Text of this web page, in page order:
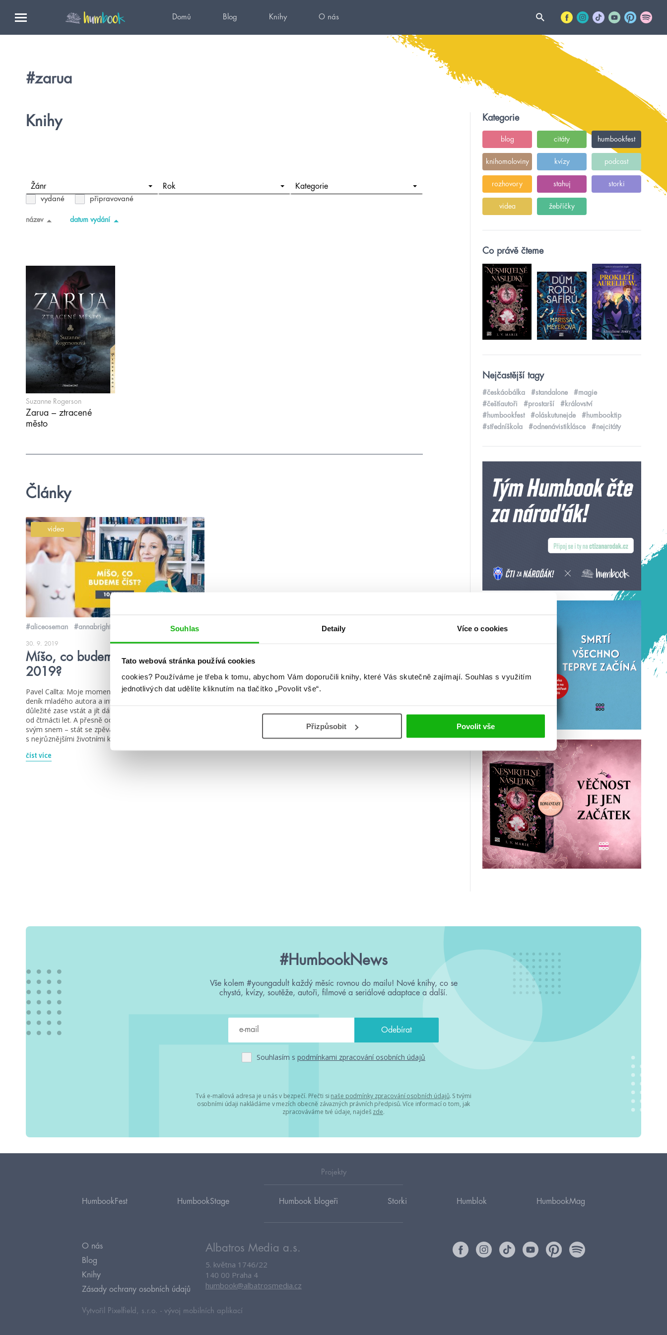
Souhlas Detaily Více o cookies
Tato webová stránka používá cookies
cookies? Používáme je třeba k tomu, abychom Vám doporučili knihy, které Vás skutečně zajímají. Souhlas s využitím
jednotlivých dat udělíte kliknutím na tlačítko „Povolit vše“.
Přizpůsobit Povolit vše
Domů Blog Knihy O nás
#zarua
Knihy
Žánr Rok Kategorie
vydané připravované
název datum vydání
Suzanne Rogerson
Zarua – ztracené
město
Články
videa
#aliceoseman #annabright
30. 9. 2019
Míšo, co budeme číst v říjnu
2019?
Pavel Callta: Moje momenty Pavel Callta Autentický
deník mladého autora a interpreta o tom, jak je
důležité zase vstát a jít dál Pavel Callta si psal deník už
od čtrnácti let. A přesně od té doby šel systematicky za
svým snem – stát se zpěvákem. Postupně vás seznámí
s nejrůznějšími životními křižovatkami, na které se […]
číst více
Kategorie
blog citáty humbookfest
knihomoloviny kvízy podcast
rozhovory stahuj storki
videa žebříčky
Co právě čteme
Nejčastější tagy
#českáobálka #standalone
#magie
#češtíautoři
#prostarší
#království
#humbookfest
#oláskutunejde
#humbooktip
#středníškola
#odnenávistiklásce #nejcitáty
#HumbookNews
Vše kolem #youngadult každý měsíc rovnou do mailu! Nové knihy, co se
chystá, kvízy, soutěže, autoři, filmové a seriálové adaptace a další.
Souhlasím s podmínkami zpracování osobních údajů
Tvá e-mailová adresa je u nás v bezpečí. Přečti si naše podmínky zpracování osobních údajů. S tvými
osobními údaji nakládáme v mezích obecně závazných právních předpisů. Více informací o tom, jak
zpracováváme tvé údaje, najdeš zde.
Projekty
HumbookFest HumbookStage Humbook blogeři Storki Humblok HumbookMag
O nás
Blog
Knihy
Zásady ochrany osobních údajů
Albatros Media a.s.
5. května 1746/22
140 00 Praha 4
humbook@albatrosmedia.cz
Vytvořil Pixelfield, s.r.o. - vývoj mobilních aplikací